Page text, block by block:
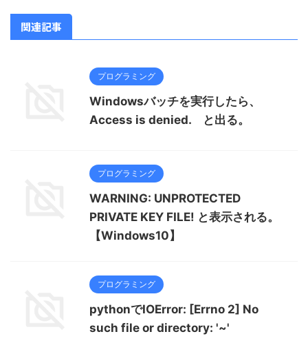
関連記事
プログラミング
Windowsバッチを実行したら、
Access is denied. と出る。
プログラミング
WARNING: UNPROTECTED
PRIVATE KEY FILE! と表示される。
【Windows10】
プログラミング
pythonでIOError: [Errno 2] No
such file or directory: '~'